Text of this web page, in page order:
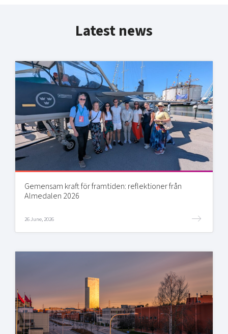
Latest news
Gemensam kraft för framtiden: reflektioner från
Almedalen 2026
26 June, 2026